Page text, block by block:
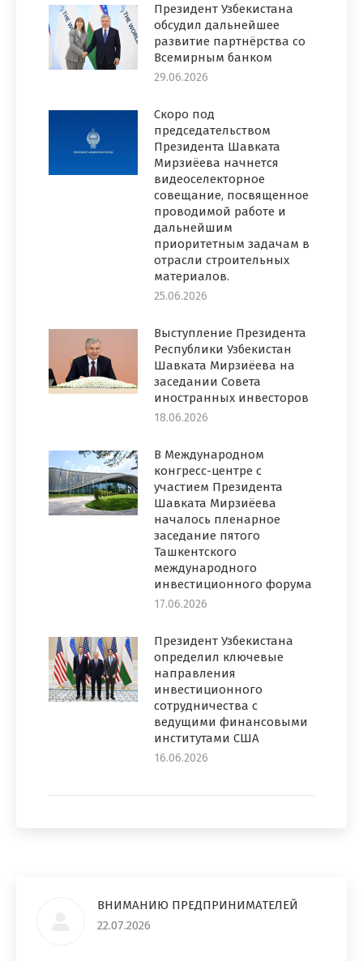
Президент Узбекистана
обсудил дальнейшее
развитие партнёрства со
Всемирным банком
29.06.2026
Скоро под
председательством
Президента Шавката
Мирзиёева начнется
видеоселекторное
совещание, посвященное
проводимой работе и
дальнейшим
приоритетным задачам в
отрасли строительных
материалов.
25.06.2026
Выступление Президента
Республики Узбекистан
Шавката Мирзиёева на
заседании Совета
иностранных инвесторов
18.06.2026
В Международном
конгресс-центре с
участием Президента
Шавката Мирзиёева
началось пленарное
заседание пятого
Ташкентского
международного
инвестиционного форума
17.06.2026
Президент Узбекистана
определил ключевые
направления
инвестиционного
сотрудничества с
ведущими финансовыми
институтами США
16.06.2026
ВНИМАНИЮ ПРЕДПРИНИМАТЕЛЕЙ
22.07.2026